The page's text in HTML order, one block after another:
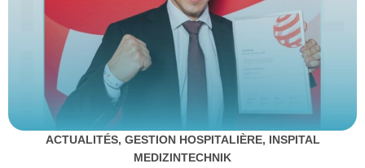
ACTUALITÉS, GESTION HOSPITALIÈRE, INSPITAL
MEDIZINTECHNIK